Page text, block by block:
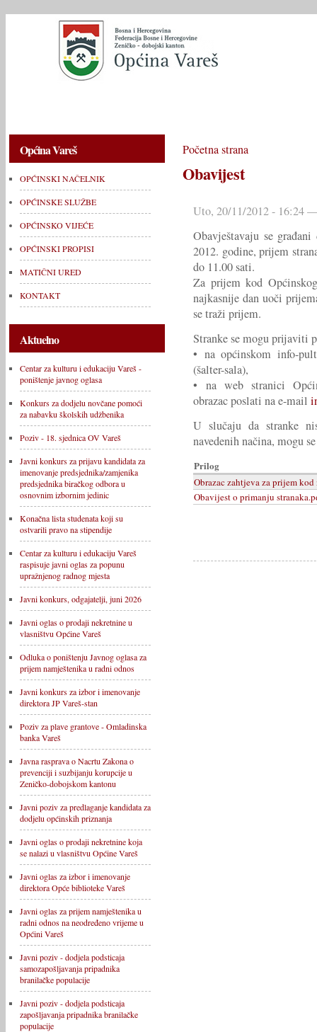
Općina Vareš
OPĆINSKI NAČELNIK
OPĆINSKE SLUŽBE
OPĆINSKO VIJEĆE
OPĆINSKI PROPISI
MATIČNI URED
KONTAKT
Aktuelno
Centar za kulturu i edukaciju Vareš -
poništenje javnog oglasa
Konkurs za dodjelu novčane pomoći
za nabavku školskih udžbenika
Poziv - 18. sjednica OV Vareš
Javni konkurs za prijavu kandidata za
imenovanje predsjednika/zamjenika
predsjednika biračkog odbora u
osnovnim izbornim jedinic
Konačna lista studenata koji su
ostvarili pravo na stipendije
Centar za kulturu i edukaciju Vareš
raspisuje javni oglas za popunu
upražnjenog radnog mjesta
Javni konkurs, odgajatelji, juni 2026
Javni oglas o prodaji nekretnine u
vlasništvu Općine Vareš
Odluka o poništenju Javnog oglasa za
prijem namještenika u radni odnos
Javni konkurs za izbor i imenovanje
direktora JP Vareš-stan
Poziv za plave grantove - Omladinska
banka Vareš
Javna rasprava o Nacrtu Zakona o
prevenciji i suzbijanju korupcije u
Zeničko-dobojskom kantonu
Javni poziv za predlaganje kandidata za
dodjelu općinskih priznanja
Javni oglas o prodaji nekretnine koja
se nalazi u vlasništvu Općine Vareš
Javni oglas za izbor i imenovanje
direktora Opće biblioteke Vareš
Javni oglas za prijem namještenika u
radni odnos na neodređeno vrijeme u
Općini Vareš
Javni poziv - dodjela podsticaja
samozapošljavanja pripadnika
branilačke populacije
Javni poziv - dodjela podsticaja
zapošljavanja pripadnika branilačke
populacije
Početna strana
Obavijest
Uto, 20/11/2012 - 16:24
Obavještavaju se
2012. godine, prijem
do 11.00 sati.
Za prijem kod
najkasnije dan uoči
se traži prijem.
Stranke se mogu prijaviti
• na općinskom info-
(šalter-sala),
• na web stranici
obrazac poslati na e-mail
U slučaju da stranke
navedenih načina, mogu
Prilog
Obrazac zahtjeva za prijem
Obavijest o primanju